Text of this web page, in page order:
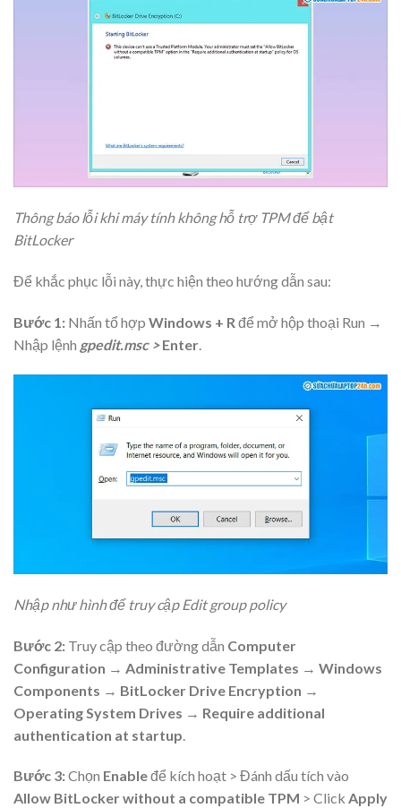
Thông báo lỗi khi máy tính không hỗ trợ TPM để bật
BitLocker
Để khắc phục lỗi này, thực hiện theo hướng dẫn sau:
Bước 1: Nhấn tổ hợp Windows + R để mở hộp thoại Run →
Nhập lệnh gpedit.msc> Enter
Nhập như hình để truy cập Edit group policy
Bước 2: Truy cập theo đường dẫn Computer
Configuration → Administrative Templates → Windows
Components → BitLocker Drive Encryption →
Operating System Drives → Require additional
authentication at startup
Bước 3:Chọn Enableđể kích hoạt > Đánh dấu tích vào
Allow BitLocker without a compatible TPM > Click Apply